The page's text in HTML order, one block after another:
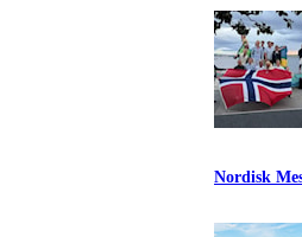
Nordisk